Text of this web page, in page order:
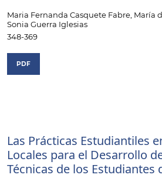
Maria Fernanda Casquete Fabre, María
Sonia Guerra Iglesias
348-369
PDF
Las Prácticas Estudiantiles
Locales para el Desarrollo
Técnicas de los Estudiantes